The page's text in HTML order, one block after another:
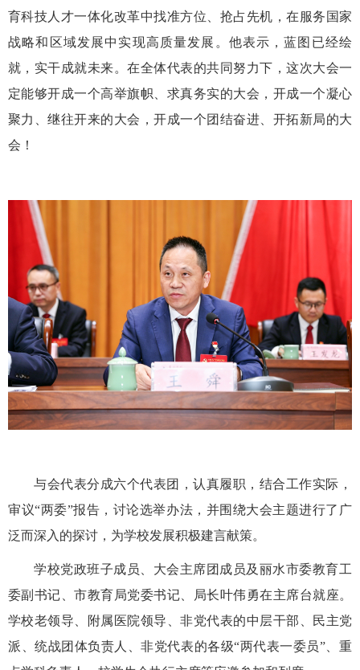
育科技人才一体化改革中找准方位、抢占先机，在服务国家
战略和区域发展中实现高质量发展。他表示，蓝图已经绘
就，实干成就未来。在全体代表的共同努力下，这次大会一
定能够开成一个高举旗帜、求真务实的大会，开成一个凝心
聚力、继往开来的大会，开成一个团结奋进、开拓新局的大
会！
与会代表分成六个代表团，认真履职，结合工作实际，
审议“两委”报告，讨论选举办法，并围绕大会主题进行了广
泛而深入的探讨，为学校发展积极建言献策。
学校党政班子成员、大会主席团成员及丽水市委教育工
委副书记、市教育局党委书记、局长叶伟勇在主席台就座。
学校老领导、附属医院领导、非党代表的中层干部、民主党
派、统战团体负责人、非党代表的各级“两代表一委员”、重